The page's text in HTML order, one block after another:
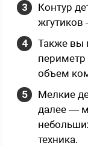
Контур
жгутиков
Также вы
периметр
объем
Мелкие
далее —
техника.